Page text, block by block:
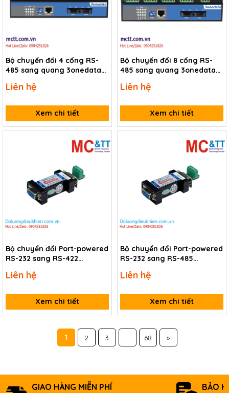
Bộ chuyển đổi 4 cổng RS-
485 sang quang 3onedata
Liên hệ
Xem chi tiết
Bộ chuyển đổi 8 cổng RS-
485 sang quang 3onedata
Liên hệ
Xem chi tiết
Bộ chuyển đổi Port-powered
RS-232 sang RS-422
Liên hệ
Xem chi tiết
Bộ chuyển đổi Port-powered
RS-232 sang RS-485
Liên hệ
Xem chi tiết
1 2 3 ... 68 »
GIAO HÀNG MIỄN PHÍ BẢO